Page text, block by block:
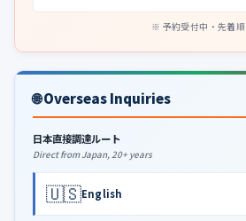
予約受付中・先着順
🌐 Overseas Inquiries
日本直接調達ルート
Direct from Japan, 20+ years
🇺🇸English